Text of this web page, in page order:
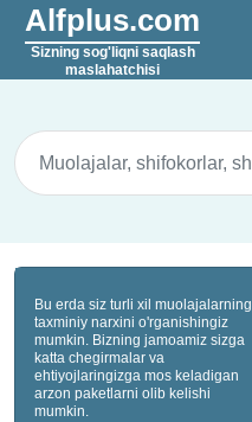
Alfplus.com
Sizning sog'liqni saqlash
maslahatchisi
Bu erda siz turli xil muolajalarning
taxminiy narxini o'rganishingiz
mumkin. Bizning jamoamiz sizga
katta chegirmalar va
ehtiyojlaringizga mos keladigan
arzon paketlarni olib kelishi
mumkin.